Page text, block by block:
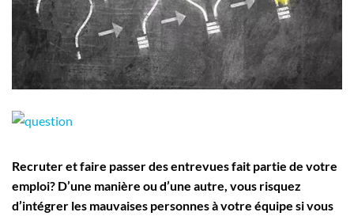
Employeurs
Publiez une offre d'emploi
Recruter et faire passer des entrevues fait partie de votre
emploi? D’une manière ou d’une autre, vous risquez
d’intégrer les mauvaises personnes à votre équipe si vous